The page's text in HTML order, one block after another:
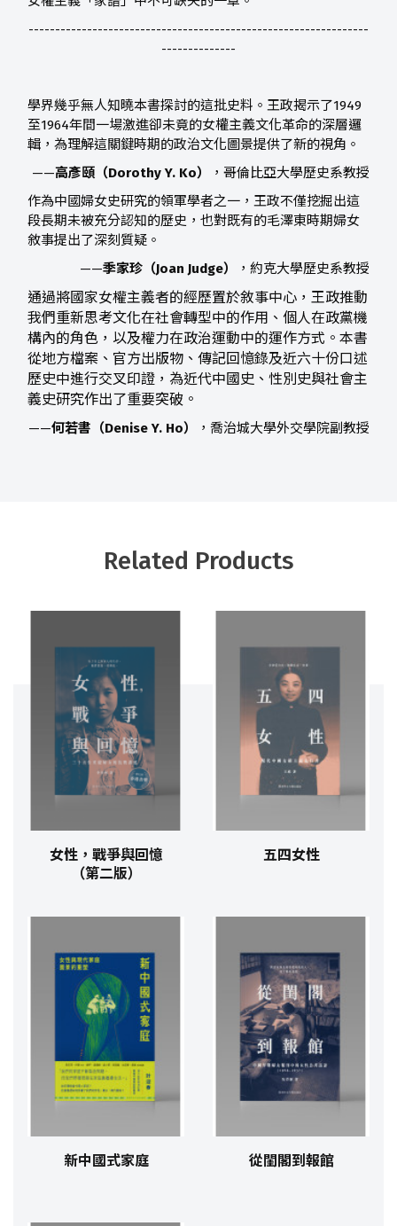
----------------------------------------------------------------
--------------
學界幾乎無人知曉本書探討的這批史料。王政揭示了1949
至1964年間一場激進卻未竟的女權主義文化革命的深層邏
輯，為理解這關鍵時期的政治文化圖景提供了新的視角。
——高彥頤（Dorothy Y. Ko）
，哥倫比亞大學歷史系教授
作為中國婦女史研究的領軍學者之一，王政不僅挖掘出這
段長期未被充分認知的歷史，也對既有的毛澤東時期婦女
敘事提出了深刻質疑。
——季家珍（Joan Judge） ，約克大學歷史系教授
通過將國家女權主義者的經歷置於敘事中心，王政推動
我們重新思考文化在社會轉型中的作用、個人在政黨機
構內的角色，以及權力在政治運動中的運作方式。本書
從地方檔案、官方出版物、傳記回憶錄及近六十份口述
歷史中進行交叉印證，為近代中國史、性別史與社會主
義史研究作出了重要突破。
——何若書（Denise Y. Ho） ，喬治城大學外交學院副教授
Related Products
女性，戰爭與回憶
（第二版）
五四女性
新中國式家庭 從閨閣到報館